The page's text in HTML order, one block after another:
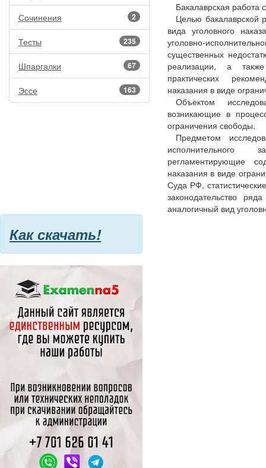
2
Сочинения
235
Тесты
67
Шпаргалки
163
Эссе
Бакалаврская работа
Целью бакалаврской
вида уголовного
уголовно-
существенных
реализации, а
практических
наказания в виде
Объектом
возникающие в
ограничения свободы.
Предметом
исполнительного
регламентирующие
наказания в виде
Суда РФ,
законодательство
аналогичный вид
Как скачать!